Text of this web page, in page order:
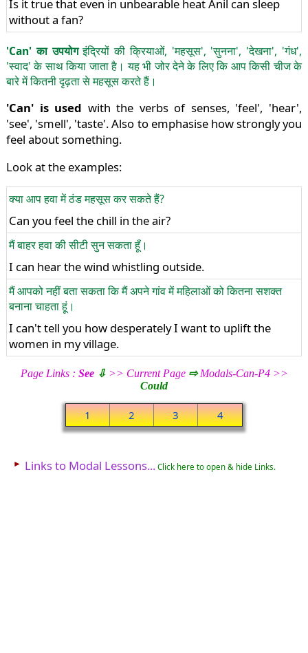
Is it true that even in unbearable heat Anil can sleep
without a fan?
'Can' का उपयोगइंद्रियों की क्रियाओं, 'महसूस', 'सुनना', 'देखना', 'गंध',
'स्वाद' के साथ किया जाता है। यह भी जोर देने के लिए कि आप किसी चीज के
बारे में कितनी दृढ़ता से महसूस करते हैं।
'Can' is used with the verbs of senses, 'feel', 'hear',
'see', 'smell', 'taste'. Also to emphasise how strongly you
feel about something.
Look at the examples:
क्या आप हवा में ठंड महसूस कर सकते हैं?
Can you feel the chill in the air?
मैं बाहर हवा की सीटी सुन सकता हूँ।
I can hear the wind whistling outside.
मैं आपको नहीं बता सकता कि मैं अपने गांव में महिलाओं को कितना सशक्त
बनाना चाहता हूं।
I can't tell you how desperately I want to uplift the
women in my village.
Page Links : See ⇩>> Current Page ⇨Modals-Can-P4 >>
Could
1 2 3 4
► Links to Modal Lessons...Click here to open & hide Links.